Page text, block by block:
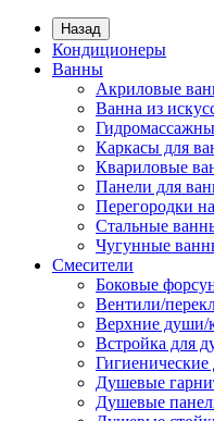
Назад
Кондиционеры
Ванны
Акриловые
Ванна из
Каркасы для
Квариловые
Панели для
Перегородки
Стальные
Чугунные
Смесители
Боковые
Вентили/
Верхние
Встройка для
Душевые
Душевые